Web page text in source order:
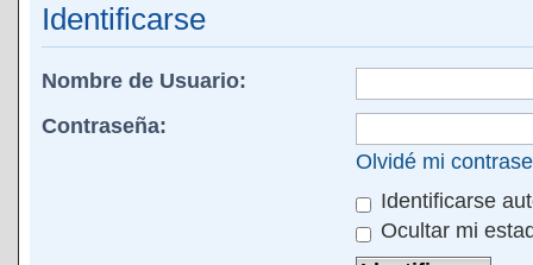
Identificarse
Nombre de Usuario:
Contraseña:
Olvidé mi
Identificarse
Ocultar mi